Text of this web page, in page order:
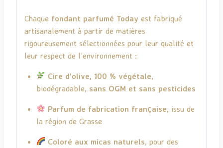
Chaque fondant parfumé Today est fabriqué
artisanalement à partir de matières
rigoureusement sélectionnées pour leur qualité et
leur respect de l’environnement :
Cire d’olive, 100 % végétale,
biodégradable, sans OGM et sans pesticides
Parfum de fabrication française, issu de
la région de Grasse
Coloré aux micas naturels, pour des